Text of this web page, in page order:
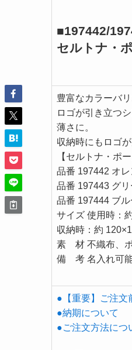
■197442/
セルトナ・
豊富なカラーバ
ロゴが引き立つ
薄さに。
収納時にもロゴ
【セルトナ・ポ
品番 197442 オレ
品番 197443 グリ
品番 197444 ブル
サイズ 使用時：
収納時：約
素 材 不織布、
備 考 名入れ可
●【重要】ご注文
●納期について
●ご注文方法につ